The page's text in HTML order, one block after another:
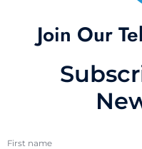
Join Our
First name